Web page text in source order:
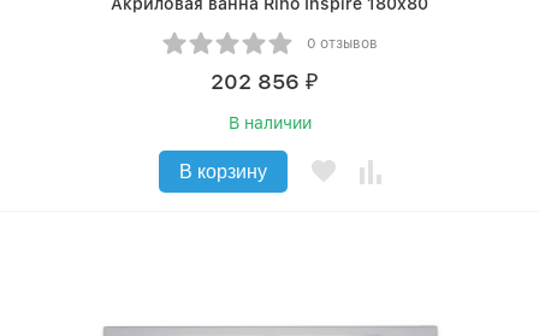
Акриловая ванна Riho Inspire 180x80
0 отзывов
202 856 ₽
В наличии
В корзину